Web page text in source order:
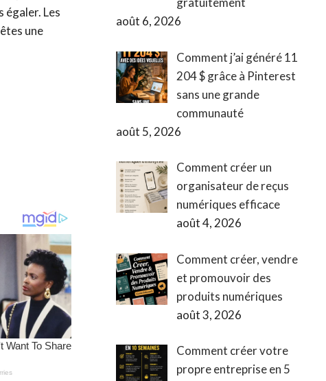
Les
une
août 6, 2026
Comment j’ai généré 11
204 $ grâce à Pinterest
sans une grande
communauté
août 5, 2026
Comment créer un
organisateur de reçus
numériques efficace
août 4, 2026
Comment créer, vendre
et promouvoir des
produits numériques
août 3, 2026
Comment créer votre
propre entreprise en 5